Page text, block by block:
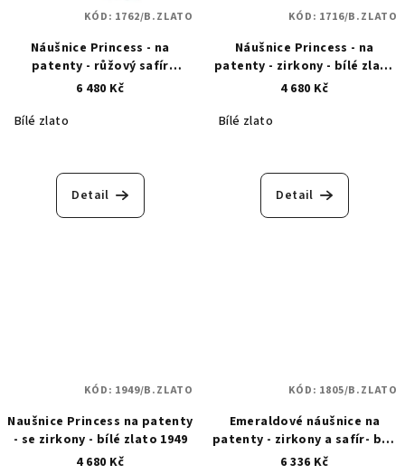
Náušnice Princess - na
patenty - růžový safír
osázený zirkony - bílé zlato
6 480 Kč
Bílé zlato
Detail
KÓD: 1762/B.ZLATO
Náušnice Princess - na
patenty - zirkony - bílé zlato
1716
4 680 Kč
Bílé zlato
Detail
KÓD: 1716/B.ZLATO
Naušnice Princess na patenty
- se zirkony - bílé zlato 1949
4 680 Kč
KÓD: 1949/B.ZLATO
Emeraldové náušnice na
patenty - zirkony a safír- bílé
zlato 1805
6 336 Kč
KÓD: 1805/B.ZLATO